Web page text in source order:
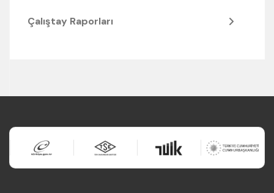
Çalıştay Raporları